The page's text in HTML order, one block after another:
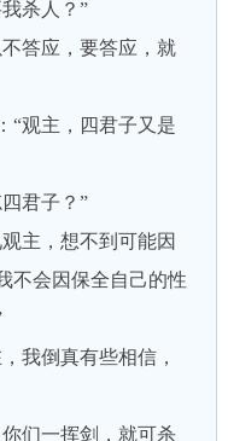
杀人？”
答应，要答应，就
观主，四君子又是
君子？”
主，想不到可能因
不会因保全自己的性
倒真有些相信，
们一挥剑，就可杀